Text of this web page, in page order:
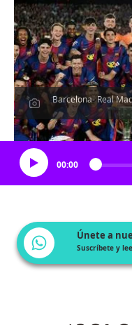
Barcelona- Real
00:00
Únete a
Suscríbete y